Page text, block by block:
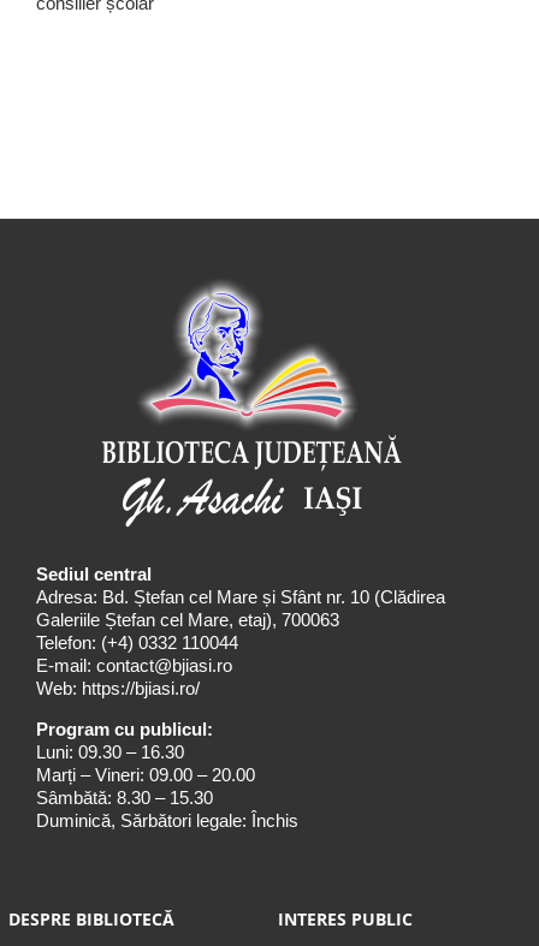
Sediul central
Adresa: Bd. Ștefan cel Mare și Sfânt nr. 10 (Clădirea
Galeriile Ștefan cel Mare, etaj), 700063
Telefon: (+4) 0332 110044
E-mail: contact@bjiasi.ro
Web: https://bjiasi.ro/
Program cu publicul:
Luni: 09.30 – 16.30
Marți – Vineri: 09.00 – 20.00
Sâmbătă: 8.30 – 15.30
Duminică, Sărbători legale: Închis
DESPRE BIBLIOTECĂ INTERES PUBLIC